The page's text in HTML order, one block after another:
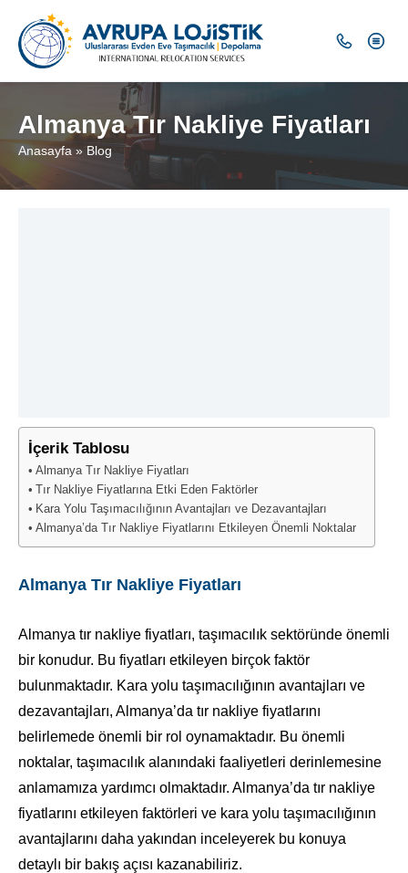
Almanya Tır Nakliye Fiyatları
Anasayfa » Blog
İçerik Tablosu
Almanya Tır Nakliye Fiyatları
Tır Nakliye Fiyatlarına Etki Eden Faktörler
Kara Yolu Taşımacılığının Avantajları ve Dezavantajları
Almanya’da Tır Nakliye Fiyatlarını Etkileyen Önemli Noktalar
Almanya Tır Nakliye Fiyatları
Almanya tır nakliye fiyatları, taşımacılık sektöründe önemli
bir konudur. Bu fiyatları etkileyen birçok faktör
bulunmaktadır. Kara yolu taşımacılığının avantajları ve
dezavantajları, Almanya’da tır nakliye fiyatlarını
belirlemede önemli bir rol oynamaktadır. Bu önemli
noktalar, taşımacılık alanındaki faaliyetleri derinlemesine
anlamamıza yardımcı olmaktadır. Almanya’da tır nakliye
fiyatlarını etkileyen faktörleri ve kara yolu taşımacılığının
avantajlarını daha yakından inceleyerek bu konuya
detaylı bir bakış açısı kazanabiliriz.